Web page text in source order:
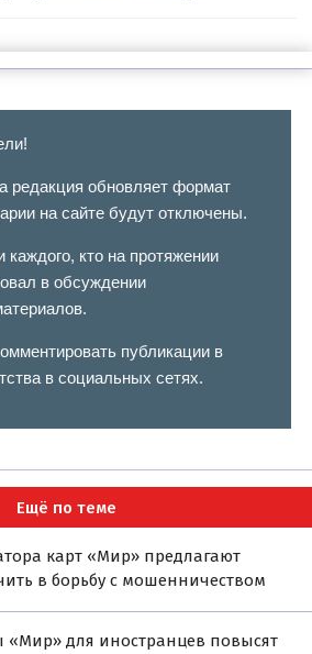
редакция обновляет формат
на сайте будут отключены.
каждого, кто на протяжении
в обсуждении
публикации в
в социальных сетях.
Ещё по теме
карт «Мир» предлагают
в борьбу с мошенничеством
«Мир» для иностранцев повысят